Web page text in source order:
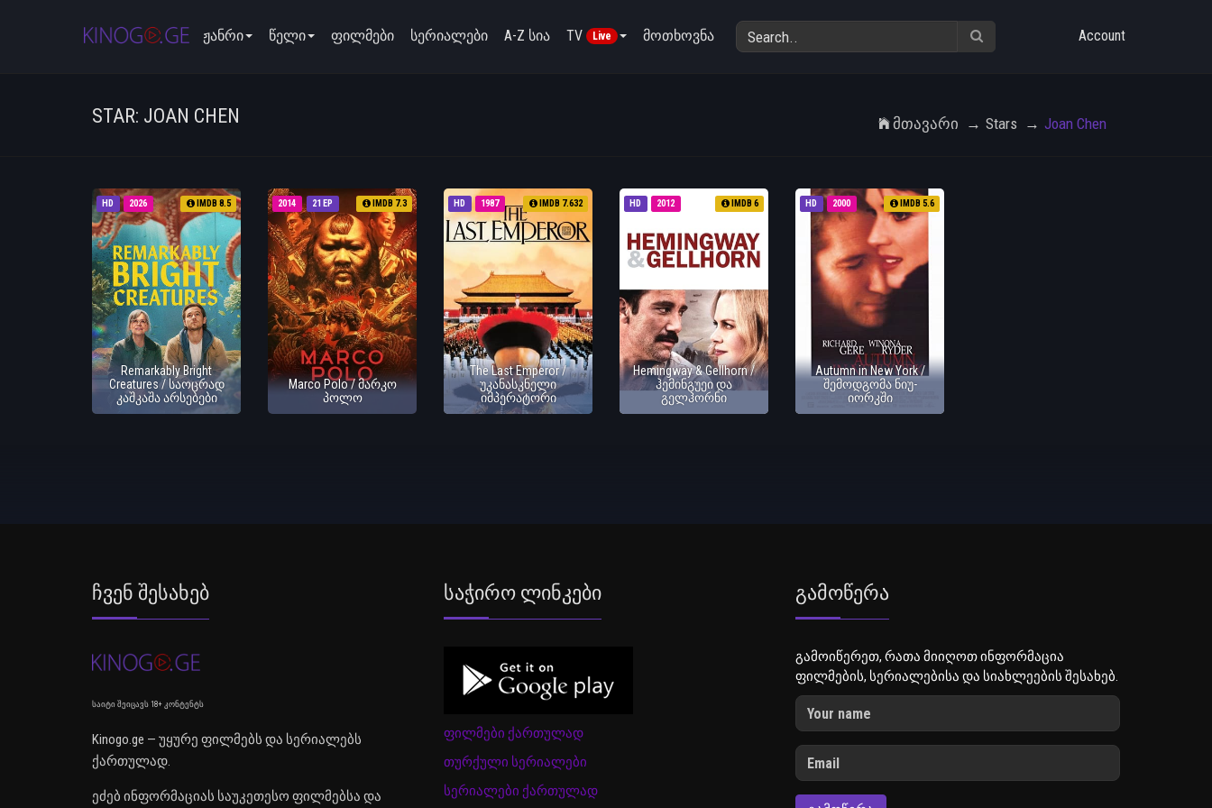
ჟანრი წელი ფილმები სერიალები A-Z სია TV Live მოთხოვნა Account
STAR: JOAN CHEN Მთავარი Stars Joan Chen
HD 2026 IMDB 8.5
Remarkably Bright
Creatures / საოცრად
კაშკაშა არსებები
21 EP
2014 IMDB 7.3
Marco Polo / მარკო
პოლო
HD 1987 IMDB 7.632
The Last Emperor /
უკანასკნელი
იმპერატორი
HD 2012 IMDB 6
Hemingway & Gellhorn /
ჰემინგუეი და
გელჰორნი
HD 2000 IMDB 5.6
Autumn in New York /
შემოდგომა ნიუ-
იორკში
Ჩვენ Შესახებ
საიტი შეიცავს 18+ კონტენტს
Kinogo.ge — უყურე ფილმებს და სერიალებს
ქართულად.
ეძებ ინფორმაციას საუკეთესო ფილმებსა და
Საჭირო Ლინკები
ფილმები ქართულად
თურქული სერიალები
სერიალები ქართულად
Გამოწერა
გამოიწერეთ, რათა მიიღოთ ინფორმაცია
ფილმების, სერიალებისა და სიახლეების შესახებ.